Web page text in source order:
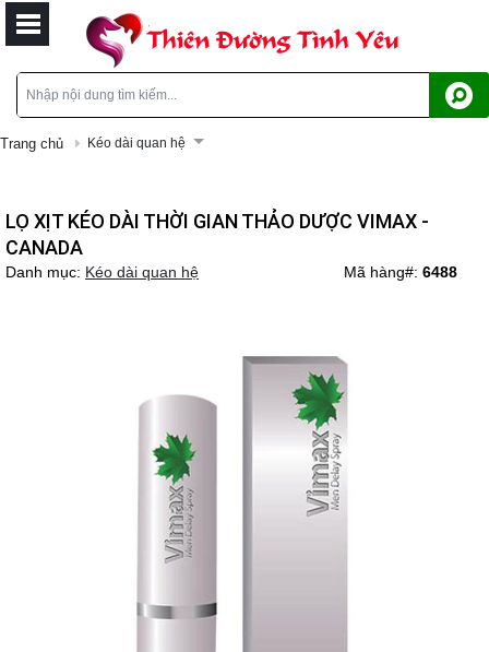
Trang chủ Kéo dài quan hệ
LỌ XỊT KÉO DÀI THỜI GIAN THẢO DƯỢC VIMAX -
CANADA
Mã hàng#: 6488
Danh mục: Kéo dài quan hệ